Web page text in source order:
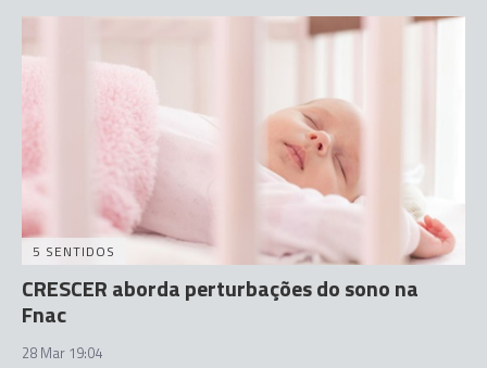
5 SENTIDOS
CRESCER aborda perturbações do sono na
Fnac
28 Mar 19:04